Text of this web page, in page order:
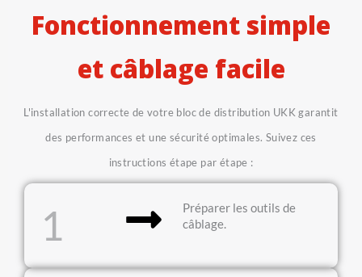
Fonctionnement simple
et câblage facile
L'installation correcte de votre bloc de distribution UKK garantit
des performances et une sécurité optimales. Suivez ces
instructions étape par étape :
1
Préparer les outils de
câblage.